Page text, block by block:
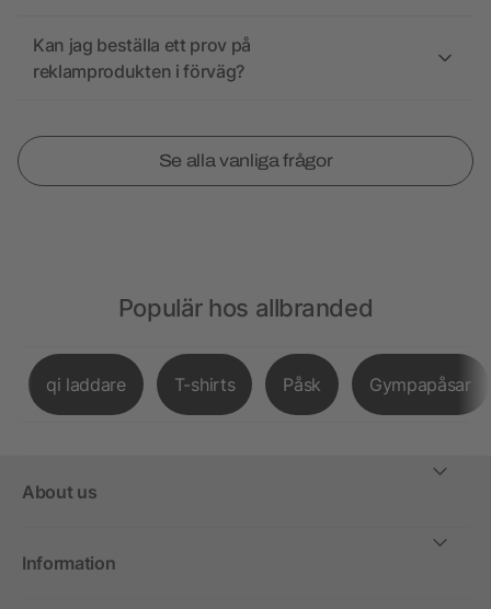
Kan jag beställa ett prov på
reklamprodukten i förväg?
Se alla vanliga frågor
Populär hos allbranded
qi laddare T-shirts Påsk Gympapåsar
About us
Information